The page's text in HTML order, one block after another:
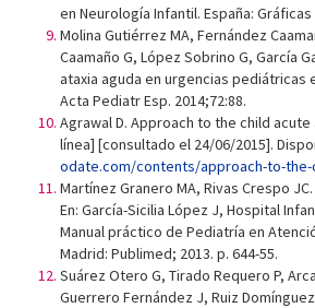
en Neurología Infantil. España: Gráficas
Molina Gutiérrez MA, Fernández
Caamaño G, López Sobrino G, García
ataxia aguda en urgencias pediátricas
Acta Pediatr Esp. 2014;72:88.
Agrawal D. Approach to the child acute
línea] [consultado el 24/06/2015].
odate.com/contents/approach-to-the-
Martínez Granero MA, Rivas Crespo
En: García-Sicilia López J, Hospital
Manual práctico de Pediatría en
Madrid: Publimed; 2013. p. 644-55.
Suárez Otero G, Tirado Requero P,
Guerrero Fernández J, Ruiz